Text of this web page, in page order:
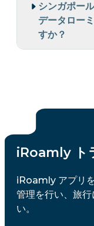
シンガポー
データロー
すか？
iRoamly ト
iRoamly アプリ
管理を行い、旅
い。